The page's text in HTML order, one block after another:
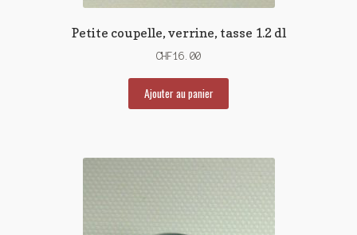
Petite coupelle, verrine, tasse 1.2 dl
CHF16.00
Ajouter au panier